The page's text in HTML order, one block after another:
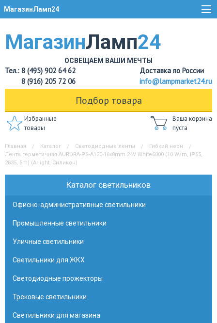
МагазинЛамп24
МагазинЛамп24
ОСВЕЩАЕМ ВАШИ МЕЧТЫ
Тел.: 8 (495) 902 64 62
8 (916) 205 72 06
Доставка по России
info@lampmarket24.ru
Подбор товара
Избранные
товары
Ваша корзина
пуста
Главная Каталог Светодиодные ленты
Гибкий неон
Лента герметичная AURORA-PS-A120-16x8mm 24V White6000 (10 W/m, IP65,
2835, 5m) (Arlight, Силикон)
Каталог светильников
Офисно-административные светильники
Промышленные светильники
Уличные светильники
Светильники для ЖКХ
Светодиодные прожекторы
Трековые светильники
Светильники для магазина